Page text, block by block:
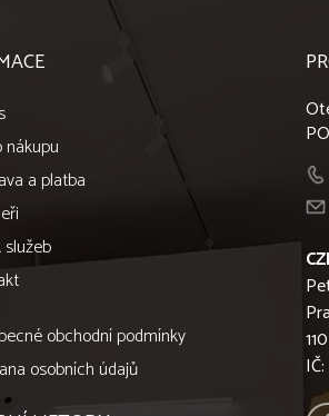
nákupu
a platba
služeb
obchodní podmínky
osobních údajů